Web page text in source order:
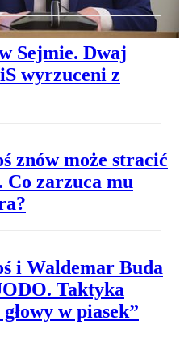
Sejmie. Dwaj
wyrzuceni z
znów może stracić
zarzuca mu
i Waldemar Buda
Taktyka
w piasek”